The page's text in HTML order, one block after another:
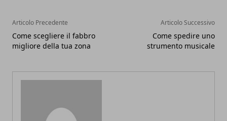
Articolo Precedente
Come scegliere il fabbro
migliore della tua zona
Articolo Successivo
Come spedire uno
strumento musicale